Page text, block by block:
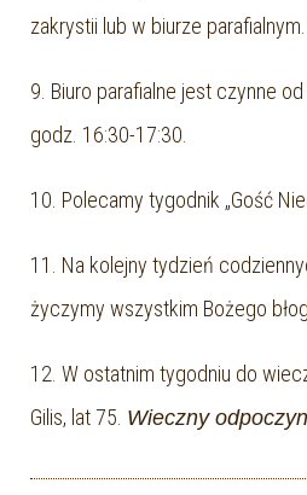
zakrystii lub w biurze parafialnym.
9. Biuro parafialne jest czynne
godz. 16:30-17:30.
10. Polecamy tygodnik „Gość
11. Na kolejny tydzień
życzymy wszystkim Bożego
12. W ostatnim tygodniu do
Gilis, lat 75. Wieczny